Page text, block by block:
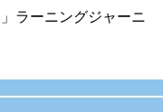
ラーニングジャーニ